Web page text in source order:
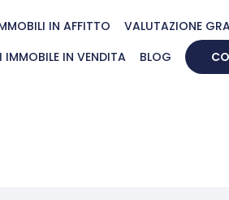
IN AFFITTO
VALUTAZIONE
IMMOBILE IN VENDITA BLOG